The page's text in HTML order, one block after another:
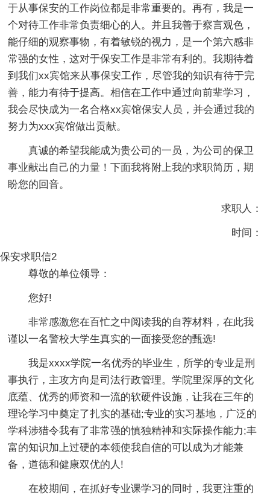
于从事保安的工作岗位都是非常重要的。再有，我是一
个对待工作非常负责细心的人。并且我善于察言观色，
能仔细的观察事物，有着敏锐的视力，是一个第六感非
常强的女性，这对于保安工作是非常有利的。我期待着
到我们xx宾馆来从事保安工作，尽管我的知识有待于完
善，能力有待于提高。相信在工作中通过向前辈学习，
我会尽快成为一名合格xx宾馆保安人员，并会通过我的
努力为xxx宾馆做出贡献。
真诚的希望我能成为贵公司的一员，为公司的保卫
事业献出自己的力量！下面我将附上我的求职简历，期
盼您的回音。
求职人：
时间：
保安求职信2
尊敬的单位领导：
您好!
非常感激您在百忙之中阅读我的自荐材料，在此我
谨以一名警校大学生真实的一面接受您的甄选!
我是xxxx学院一名优秀的毕业生，所学的专业是刑
事执行，主攻方向是司法行政管理。学院里深厚的文化
底蕴、优秀的师资和一流的软硬件设施，让我在三年的
理论学习中奠定了扎实的基础;专业的实习基地，广泛的
学科涉猎令我有了非常强的慎独精神和实际操作能力;丰
富的知识加上过硬的本领使我自信的可以成为才能兼
备，道德和健康双优的人!
在校期间，在抓好专业课学习的同时，我更注重的